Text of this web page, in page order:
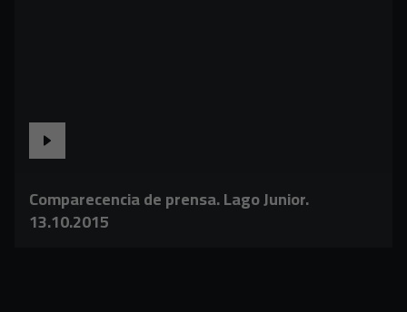
Comparecencia de prensa. Lago Junior.
13.10.2015